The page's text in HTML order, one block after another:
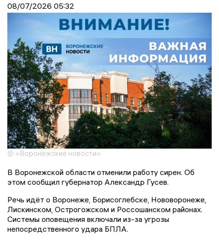
08/07/2026 05:32
© «Воронежские новости»
В Воронежской области отменили работу сирен. Об
этом сообщил губернатор Александр Гусев.
Речь идёт о Воронеже, Борисоглебске, Нововоронеже,
Лискинском, Острогожском и Россошанском районах.
Системы оповещения включали из-за угрозы
непосредственного удара БПЛА.